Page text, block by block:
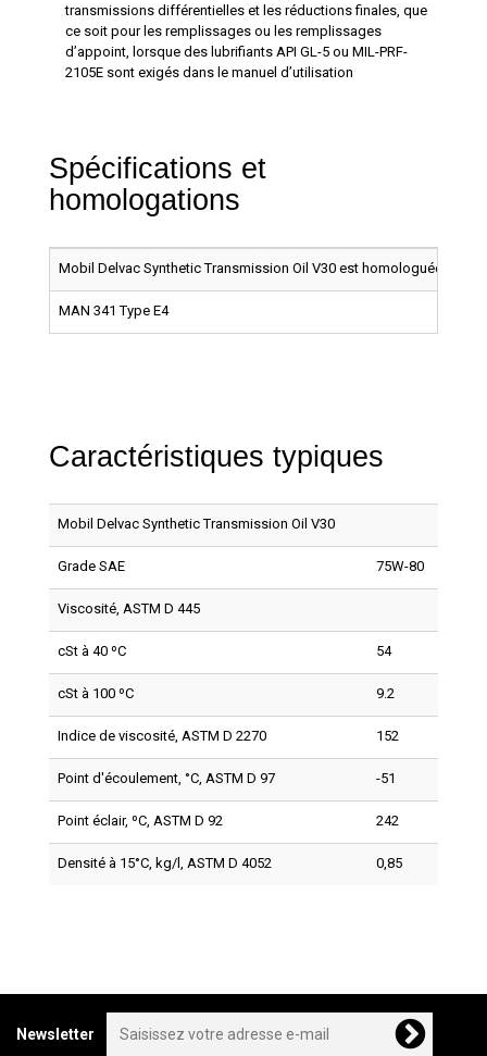
transmissions différentielles et les réductions finales, que
ce soit pour les remplissages ou les remplissages
d’appoint, lorsque des lubrifiants API GL-5 ou MIL-PRF-
2105E sont exigés dans le manuel d’utilisation
Spécifications et
homologations
Mobil Delvac Synthetic Transmission Oil V30 est homologuée par
MAN 341 Type E4
Caractéristiques typiques
Mobil Delvac Synthetic Transmission Oil V30
Grade SAE 75W-80
Viscosité, ASTM D 445
cSt à 40 ºC 54
cSt à 100 ºC 9.2
Indice de viscosité, ASTM D 2270 152
Point d'écoulement, °C, ASTM D 97 -51
Point éclair, ºC, ASTM D 92 242
Densité à 15°C, kg/l, ASTM D 4052 0,85
Newsletter